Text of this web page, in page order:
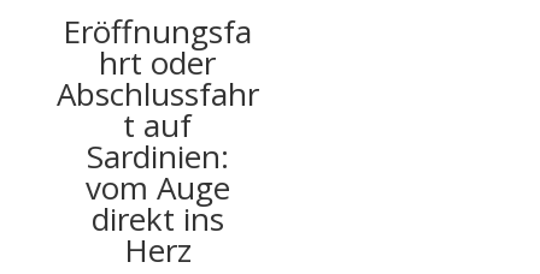
Eröffnungsfa
hrt oder
Abschlussfahr
t auf
Sardinien:
vom Auge
direkt ins
Herz